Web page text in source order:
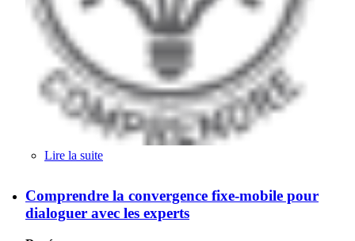
Lire la suite
Comprendre la convergence fixe-mobile pour
dialoguer avec les experts